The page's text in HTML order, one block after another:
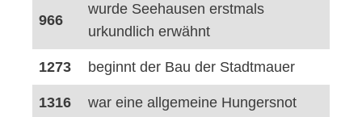
966
wurde Seehausen erstmals
urkundlich erwähnt
1273 beginnt der Bau der Stadtmauer
1316 war eine allgemeine Hungersnot